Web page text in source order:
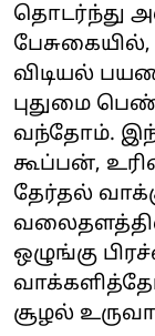
தொடர்ந்து
விடியல்
புதுமை
வந்தோம்.
கூப்பன்,
தேர்தல்
ஒழுங்கு
சூழல்